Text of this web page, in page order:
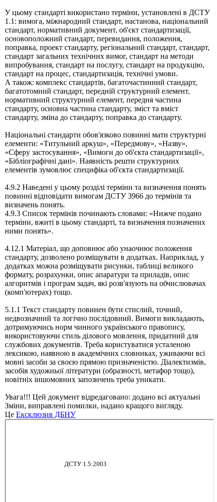
У цьому стандарті використано терміни, установлені в ДСТУ
1.1: вимога, міжнародний стандарт, настанова, національний
стандарт, нормативний документ, об'єкт стандартизації,
основоположний стандарт, перевидання, положення,
поправка, проект стандарту, регіональний стандарт, стандарт,
стандарт загальних технічних вимог, стандарт на методи
випробування, стандарт на послугу, стандарт на продукцію,
стандарт на процес, стандартизація, технічні умови.
А також: комплекс стандартів, багаточастинний стандарт,
багатотомний стандарт, передній структурний елемент,
нормативний структурний елемент, передня частина
стандарту, основна частина стандарту, зміст та вміст
стандарту, зміна до стандарту, поправка до стандарту.
Національні стандарти обов'язково повинні мати структурні
елементи: «Титульний аркуш», «Передмову», «Назву»,
«Сферу застосування», «Вимоги до об'єкта стандартизації»,
«Бібліографічні дані». Наявність решти структурних
елементів зумовлює специфіка об'єкта стандартизації.
4.9.2 Наведені у цьому розділі терміни та визначення понять
повинні відповідати вимогам ДСТУ 3966 до термінів та
визначень понять.
4.9.3 Список термінів починають словами: «Нижче подано
терміни, вжиті в цьому стандарті, та визначення позначених
ними понять».
4.12.1 Матеріал, що доповнює або унаочнює положення
стандарту, дозволено розміщувати в додатках. Наприклад, у
додатках можна розміщувати рисунки, таблиці великого
формату, розрахунки, опис апаратури та приладів, опис
алгоритмів i програм задач, які розв'язують на обчислювачах
(комп'ютерах) тощо.
5.1.1 Текст стандарту повинен бути стислий, точний,
недвозначний та логічно послідовний. Вимоги викладають,
дотримуючись норм чинного українського правопису,
використовуючи стиль ділового мовлення, придатний для
службових документів. Треба користуватися усталеною
лексикою, наявною в академічних словниках, уживаючи всі
мовні засоби за своєю прямою призначеністю. Діалектизмів,
засобів художньої літератури (образності, метафор тощо),
новітніх іншомовних запозичень треба уникати.
Увага!!! Цей документ відредаговано: додано всі актуальні
Зміни, виправлені помилки, надано кращого вигляду.
Це Ексклюзив ДБНУ